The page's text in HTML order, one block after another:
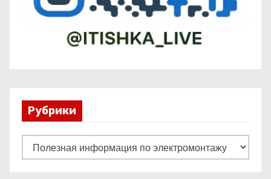
е
й
Рубрики
у